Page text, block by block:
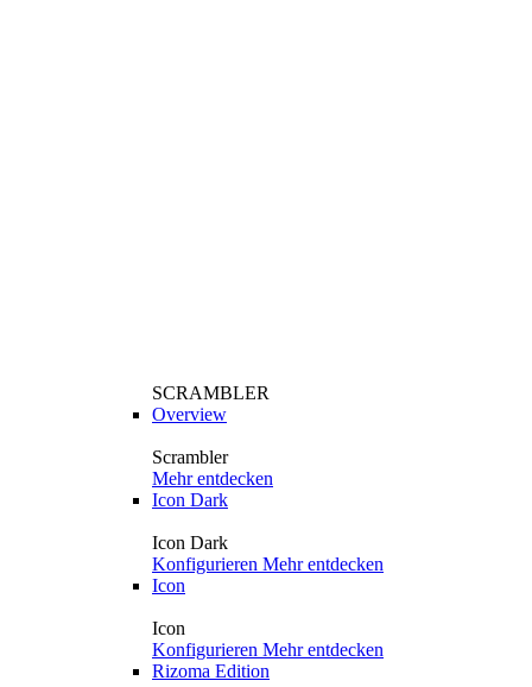
SCRAMBLER
Overview
Scrambler
Mehr entdecken
Icon Dark
Icon Dark
Konfigurieren Mehr entdecken
Icon
Icon
Konfigurieren Mehr entdecken
Rizoma Edition